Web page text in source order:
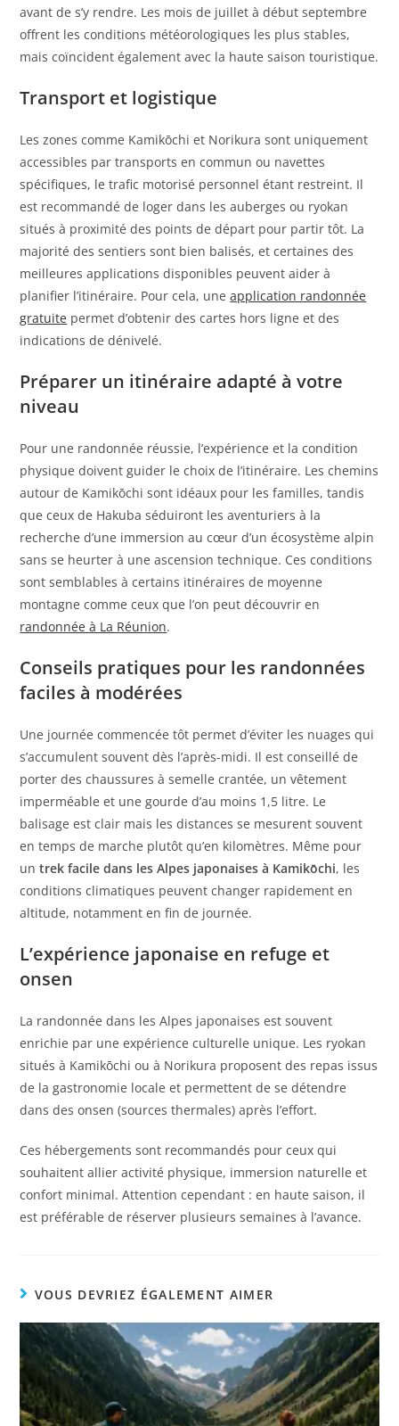
avant de s’y rendre. Les mois de juillet à début septembre
offrent les conditions météorologiques les plus stables,
mais coïncident également avec la haute saison touristique.
Transport et logistique
Les zones comme Kamikōchi et Norikura sont uniquement
accessibles par transports en commun ou navettes
spécifiques, le trafic motorisé personnel étant restreint. Il
est recommandé de loger dans les auberges ou ryokan
situés à proximité des points de départ pour partir tôt. La
majorité des sentiers sont bien balisés, et certaines des
meilleures applications disponibles peuvent aider à
planifier l’itinéraire. Pour cela, uneapplication randonnée
gratuite permet d’obtenir des cartes hors ligne et des
indications de dénivelé.
Préparer un itinéraire adapté à votre
niveau
Pour une randonnée réussie, l’expérience et la condition
physique doivent guider le choix de l’itinéraire. Les chemins
autour de Kamikōchi sont idéaux pour les familles, tandis
que ceux de Hakuba séduiront les aventuriers à la
recherche d’une immersion au cœur d’un écosystème alpin
sans se heurter à une ascension technique. Ces conditions
sont semblables à certains itinéraires de moyenne
montagne comme ceux que l’on peut découvrir en
randonnée à La Réunion.
Conseils pratiques pour les randonnées
faciles à modérées
Une journée commencée tôt permet d’éviter les nuages qui
s’accumulent souvent dès l’après-midi. Il est conseillé de
porter des chaussures à semelle crantée, un vêtement
imperméable et une gourde d’au moins 1,5 litre. Le
balisage est clair mais les distances se mesurent souvent
en temps de marche plutôt qu’en kilomètres. Même pour
untrek facile dans les Alpes japonaises à Kamikōchi, les
conditions climatiques peuvent changer rapidement en
altitude, notamment en fin de journée.
L’expérience japonaise en refuge et
onsen
La randonnée dans les Alpes japonaises est souvent
enrichie par une expérience culturelle unique. Les ryokan
situés à Kamikōchi ou à Norikura proposent des repas issus
de la gastronomie locale et permettent de se détendre
dans des onsen (sources thermales) après l’effort.
Ces hébergements sont recommandés pour ceux qui
souhaitent allier activité physique, immersion naturelle et
confort minimal. Attention cependant : en haute saison, il
est préférable de réserver plusieurs semaines à l’avance.
VOUS DEVRIEZ ÉGALEMENT AIMER